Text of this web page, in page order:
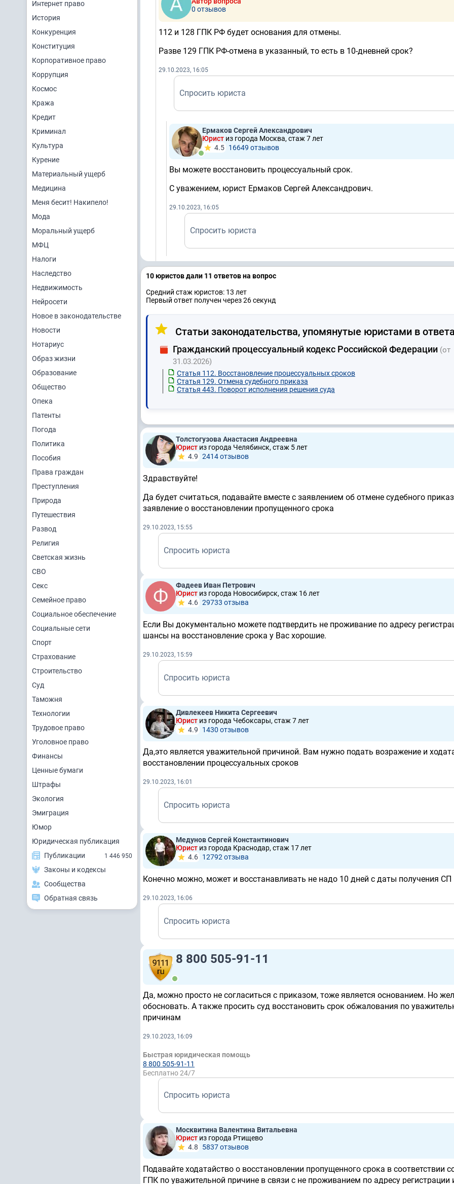
Интернет право
История
Конкуренция
Конституция
Корпоративное право
Коррупция
Космос
Кража
Кредит
Криминал
Культура
Курение
Материальный ущерб
Медицина
Меня бесит! Накипело!
Мода
Моральный ущерб
МФЦ
Налоги
Наследство
Недвижимость
Нейросети
Новое в законодательстве
Новости
Нотариус
Образ жизни
Образование
Общество
Опека
Патенты
Погода
Политика
Пособия
Права граждан
Преступления
Природа
Путешествия
Развод
Религия
Светская жизнь
СВО
Секс
Семейное право
Социальное обеспечение
Социальные сети
Спорт
Страхование
Строительство
Суд
Таможня
Технологии
Трудовое право
Уголовное право
Финансы
Ценные бумаги
Штрафы
Экология
Эмиграция
Юмор
Юридическая публикация
Публикации
1 446 950
Законы и кодексы
Сообщества
Обратная связь
0 отзывов
112 и 128 ГПК РФ будет основания для отмены.
Разве 129 ГПК РФ-отмена в указанный, то есть в 10-дневней срок?
29.10.2023, 16:05
Спросить юриста
Ермаков Сергей Александрович
Юрист из города Москва, стаж 7 лет
4.5 16649 отзывов
Вы можете восстановить процессуальный срок.
С уважением, юрист Ермаков Сергей Александрович.
29.10.2023, 16:05
Спросить юриста
10 юристов дали 11 ответов на вопрос
Средний стаж юристов: 13 лет
Первый ответ получен через 26 секунд
Статьи законодательства, упомянутые юристами в
Гражданский процессуальный кодекс Российской Федерации (от
31.03.2026)
Статья 112. Восстановление процессуальных сроков
Статья 129. Отмена судебного приказа
Статья 443. Поворот исполнения решения суда
Толстогузова Анастасия Андреевна
Юрист из города Челябинск, стаж 5 лет
4.9 2414 отзывов
Здравствуйте!
Да будет считаться, подавайте вместе с заявлением об отмене судебного
заявление о восстановлении пропущенного срока
29.10.2023, 15:55
Спросить юриста
Фадеев Иван Петрович
Юрист из города Новосибирск, стаж 16 лет
4.6 29733 отзывa
Если Вы документально можете подтвердить не проживание по адресу
шансы на восстановление срока у Вас хорошие.
29.10.2023, 15:59
Спросить юриста
Дивлекеев Никита Сергеевич
Юрист из города Чебоксары, стаж 7 лет
4.9
1430 отзывов
Да,это является уважительной причиной. Вам нужно подать возражение и
восстановлении процессуальных сроков
29.10.2023, 16:01
Спросить юриста
Медунов Сергей Константинович
Юрист из города Краснодар, стаж 17 лет
4.6 12792 отзывa
Конечно можно, может и восстанавливать не надо 10 дней с даты получения СП
29.10.2023, 16:06
Спросить юриста
8 800 505-91-11
Да, можно просто не согласиться с приказом, тоже является основанием. Но
обосновать. А также просить суд восстановить срок обжалования по
причинам
29.10.2023, 16:09
Быстрая юридическая помощь
8 800 505-91-11
Бесплатно 24/7
Спросить юриста
Москвитина Валентина Витальевна
Юрист из города Ртищево
4.8
5837 отзывов
Подавайте ходатайство о восстановлении пропущенного срока в соответствии
ГПК по уважительной причине в связи с не проживанием по адресу регистрации